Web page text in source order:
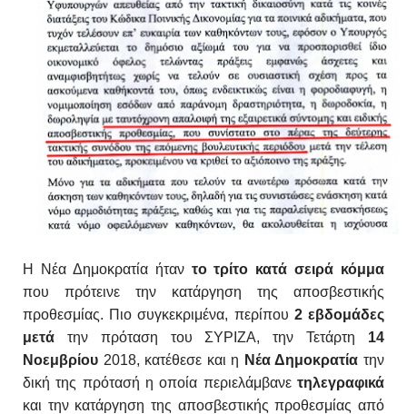
Η Νέα Δημοκρατία ήταν το τρίτο κατά σειρά κόμμα
που πρότεινε την κατάργηση της αποσβεστικής
προθεσμίας. Πιο συγκεκριμένα, περίπου 2 εβδομάδες
μετά την πρόταση του ΣΥΡΙΖΑ, την Τετάρτη 14
Νοεμβρίου 2018, κατέθεσε και η Νέα Δημοκρατία την
δική της πρότασή η οποία περιελάμβανε τηλεγραφικά
και την κατάργηση της αποσβεστικής προθεσμίας από